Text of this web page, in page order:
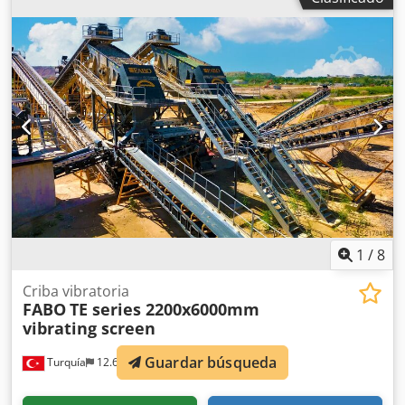
1 /8
Turquía 12.605 km
Criba vibratoria
FABOTE series 2200x6000mm
vibrating screen
Guardar búsqueda